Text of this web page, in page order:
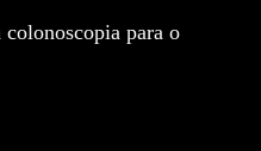
para o